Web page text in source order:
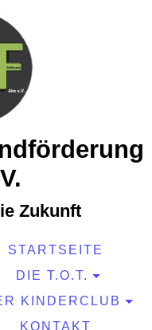
Zukunft
STARTSEITE
DIE T.O.T.
KINDERCLUB
KONTAKT